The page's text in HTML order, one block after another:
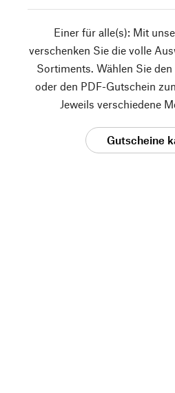
Einer für alle(s): Mit
verschenken Sie die volle
Sortiments. Wählen Sie
oder den PDF-Gutschein
Jeweils verschiedene
Gutscheine